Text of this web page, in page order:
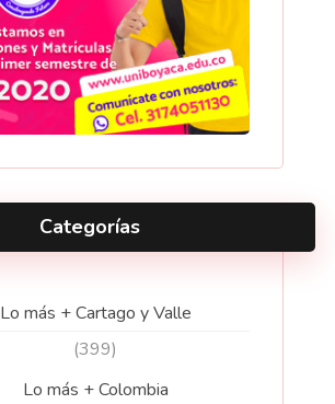
Categorías
Lo más + Cartago y Valle
(399)
Lo más + Colombia